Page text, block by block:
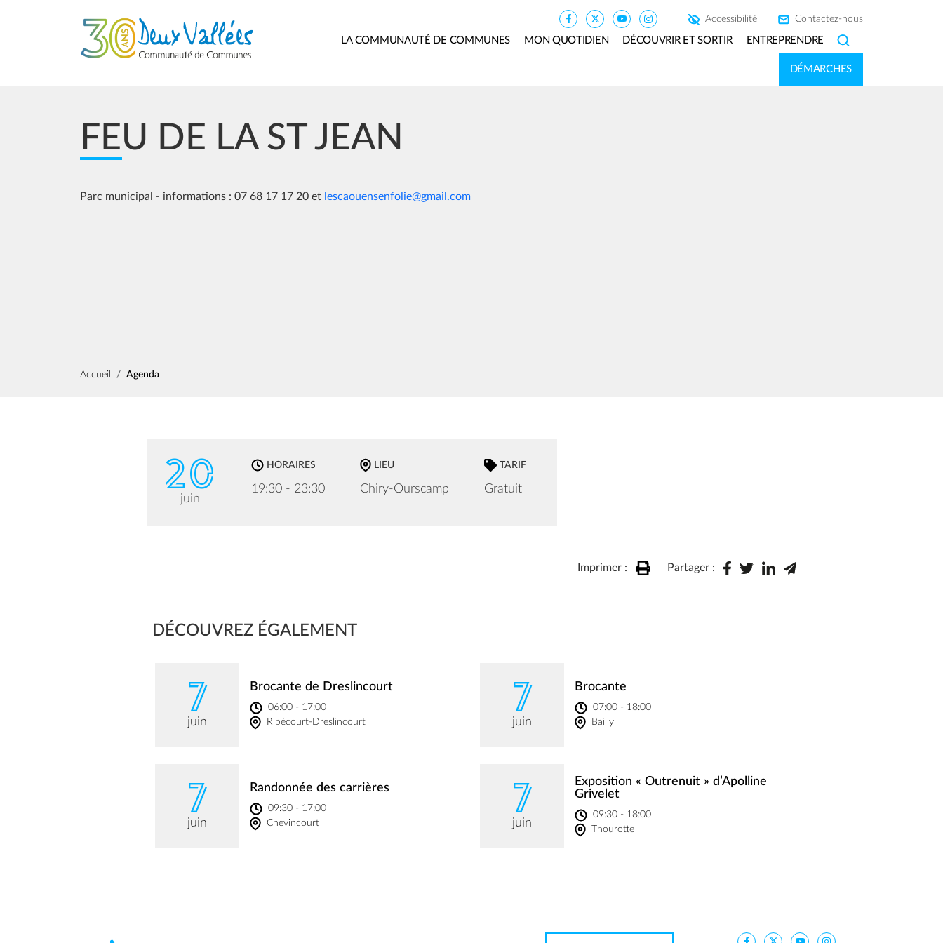
Accessibilité Contactez-nous
LA COMMUNAUTÉ DE COMMUNES MON QUOTIDIEN DÉCOUVRIR ET SORTIR ENTREPRENDRE SEARCH
DÉMARCHES
FEU DE LA ST JEAN
Parc municipal - informations : 07 68 17 17 20 et lescaouensenfolie@gmail.com
Fil d'Ariane
Accueil Agenda
20
juin
HORAIRES
19:30 - 23:30
LIEU
Chiry-Ourscamp
TARIF
Gratuit
Imprimer : Partager :
DÉCOUVREZ ÉGALEMENT
7
juin
Brocante de Dreslincourt
06:00 - 17:00
Ribécourt-Dreslincourt
7
juin
Brocante
07:00 - 18:00
Bailly
7
juin
Randonnée des carrières
09:30 - 17:00
Chevincourt
7
juin
Exposition « Outrenuit » d’Apolline
Grivelet
09:30 - 18:00
Thourotte